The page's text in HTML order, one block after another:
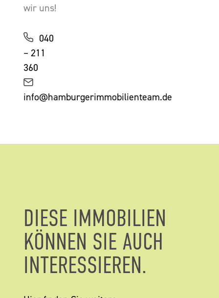
wir uns!
040
– 211
360
info@hamburgerimmobilienteam.de
DIESE IMMOBILIEN
KÖNNEN SIE AUCH
INTERESSIEREN.